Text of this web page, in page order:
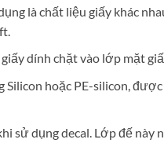
là chất liệu giấy khác
dính chặt vào lớp mặt
Silicon hoặc PE-silicon,
sử dụng decal. Lớp đế này